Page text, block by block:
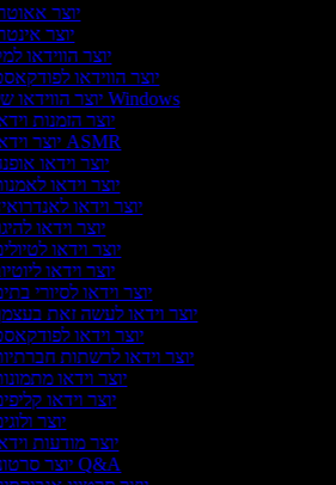
יוצר
יוצר
יוצר הווידאו
יוצר הווידאו
יוצר הווידאו של Windows
יוצר הזמנות
יוצר וידאו ASMR
יוצר וידאו
יוצר וידאו
יוצר וידאו
יוצר וידאו
יוצר וידאו
יוצר וידאו
יוצר וידאו לסיורי
יוצר וידאו לעשה זאת
יוצר וידאו
יוצר וידאו לרשתות
יוצר וידאו
יוצר וידאו
יוצר
יוצר מודעות
יוצר סרטוני Q&A